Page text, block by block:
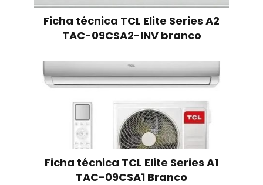
Ficha técnica TCL Elite Series A2
TAC-09CSA2-INV branco
Ficha técnica TCL Elite Series A1
TAC-09CSA1 Branco